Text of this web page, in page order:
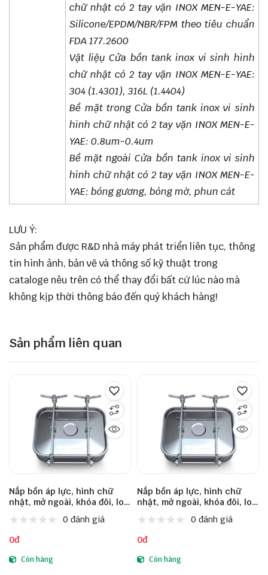
chữ nhật có 2 tay vặn INOX MEN-E-YAE:
Silicone/EPDM/NBR/FPM theo tiêu chuẩn
FDA 177.2600
Vật liệụ Cửa bồn tank inox vi sinh hình
chữ nhật có 2 tay vặn INOX MEN-E-YAE:
304 (1.4301), 316L (1.4404)
Bề mặt trong Cửa bồn tank inox vi sinh
hình chữ nhật có 2 tay vặn INOX MEN-E-
YAE: 0.8um-0.4um
Bề mặt ngoài Cửa bồn tank inox vi sinh
hình chữ nhật có 2 tay vặn INOX MEN-E-
YAE: bóng gương, bóng mờ, phun cát
LƯU Ý:
Sản phẩm được R&D nhà máy phát triển liên tục, thông
tin hình ảnh, bản vẽ và thông số kỹ thuật trong
cataloge nêu trên có thể thay đổi bất cứ lúc nào mà
không kịp thời thông báo đến quý khách hàng!
Sản phẩm liên quan
Nắp bồn áp lực, hình chữ
nhật, mở ngoài, khóa đôi, loại
235*185 235*185 5 70 1.5 1-3,
size 235*185, inox 304
0 đánh giá
0đ
Còn hàng
Nắp bồn áp lực, hình chữ
nhật, mở ngoài, khóa đôi, loại
435*335 435*335 8 80 3 1-3,
size 435*335, inox 304
0 đánh giá
0đ
Còn hàng